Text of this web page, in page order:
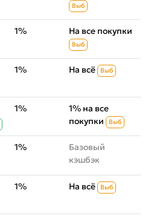
Выб
1% На все покупки
Выб
1% На всё Выб
1%
1% на все
покупки
Выб
1%
Базовый
кэшбэк
1% На всё Выб